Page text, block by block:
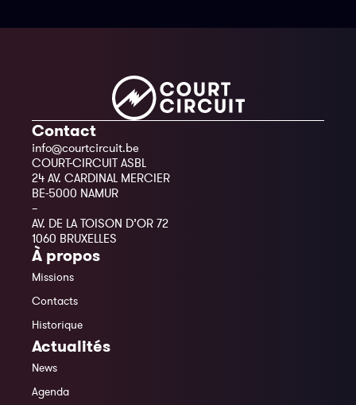
Contact
info@courtcircuit.be
COURT-CIRCUIT ASBL
24 AV. CARDINAL MERCIER
BE-5000 NAMUR
–
AV. DE LA TOISON D’OR 72
1060 BRUXELLES
À propos
Missions
Contacts
Historique
Actualités
News
Agenda